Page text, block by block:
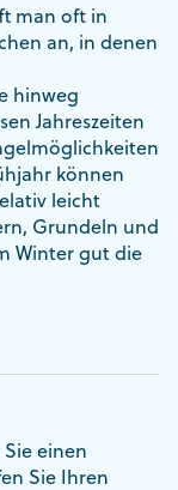
man oft in
an, in denen
hinweg
Jahreszeiten
können
leicht
Grundeln und
Winter gut die
einen
Sie Ihren